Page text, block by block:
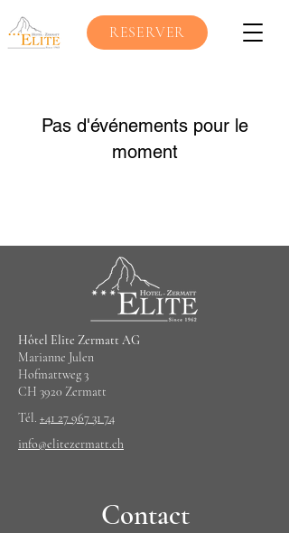
RESERVER
Pas d'événements pour le
moment
Hôtel Elite Zermatt AG
Marianne Julen
Hofmattweg 3
CH 3920 Zermatt
Tél. +41 27 967 31 74
info@elitezermatt.ch
Contact